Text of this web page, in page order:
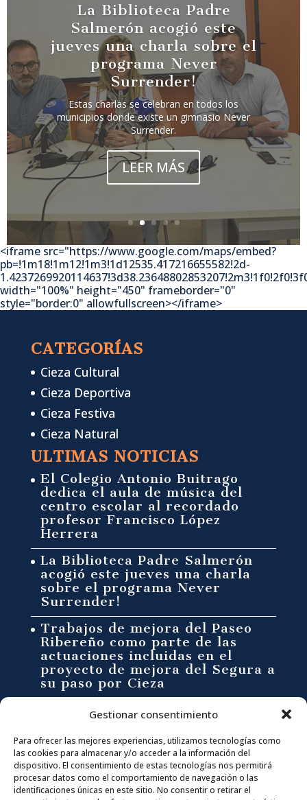
Gestionar consentimiento
Para ofrecer las mejores experiencias, utilizamos tecnologías como
las cookies para almacenar y/o acceder a la información del
dispositivo. El consentimiento de estas tecnologías nos permitirá
procesar datos como el comportamiento de navegación o las
identificaciones únicas en este sitio. No consentir o retirar el
La Biblioteca Padre
Salmerón acogió este
jueves una charla sobre el
programa Never
Surrender!
Estas charlas se celebran en todos los
municipios donde existe un gimnasio Never
Surrender.
LEER MÁS
<iframe src="https://www.google.com/maps/embed?
pb=!1m18!1m12!1m3!1d12535.417216655582!2d-
width="100%" height="450" frameborder="0"
style="border:0" allowfullscreen></iframe>
CATEGORÍAS
Cieza Cultural
Cieza Deportiva
Cieza Festiva
Cieza Natural
ULTIMAS NOTICIAS
El Colegio Antonio Buitrago
dedica el aula de música del
centro escolar al recordado
profesor Francisco López
Herrera
La Biblioteca Padre Salmerón
acogió este jueves una charla
sobre el programa Never
Surrender!
Trabajos de mejora del Paseo
Ribereño como parte de las
actuaciones incluidas en el
proyecto de mejora del Segura a
su paso por Cieza
Síguenos en:
F
a
I
n
T
w
Y
o
CONTACTA CON NOSOTROS